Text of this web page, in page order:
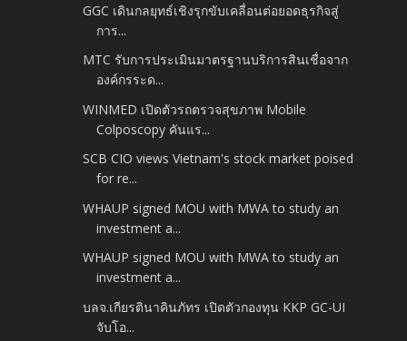
GGC เดินกลยุทธ์เชิงรุกขับเคลื่อนต่อยอดธุรกิจสู่
การ...
MTC รับการประเมินมาตรฐานบริการสินเชื่อจาก
องค์กรระด...
WINMED เปิดตัวรถตรวจสุขภาพ Mobile
Colposcopy คันแร...
SCB CIO views Vietnam's stock market poised
for re...
WHAUP signed MOU with MWA to study an
investment a...
WHAUP signed MOU with MWA to study an
investment a...
บลจ.เกียรตินาคินภัทร เปิดตัวกองทุน KKP GC-UI
จับโอ...